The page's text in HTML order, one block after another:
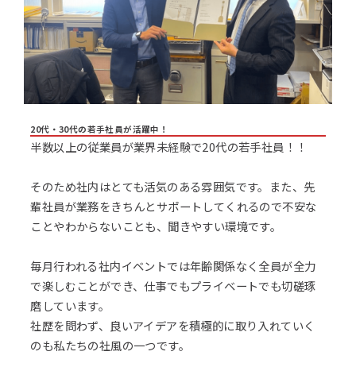
20代・30代の若手社員が活躍中！
半数以上の従業員が業界未経験で20代の若手社員！！
そのため社内はとても活気のある雰囲気です。また、先
輩社員が業務をきちんとサポートしてくれるので不安な
ことやわからないことも、聞きやすい環境です。
毎月行われる社内イベントでは年齢関係なく全員が全力
で楽しむことができ、仕事でもプライベートでも切磋琢
磨しています。
社歴を問わず、良いアイデアを積極的に取り入れていく
のも私たちの社風の一つです。